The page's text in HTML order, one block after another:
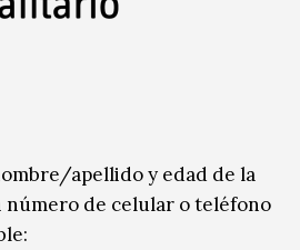
apellido y edad de la
número de celular o teléfono